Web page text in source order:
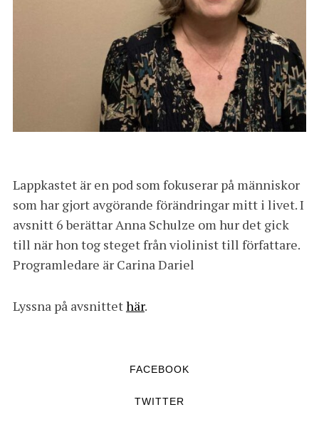
Lappkastet är en pod som fokuserar på människor
som har gjort avgörande förändringar mitt i livet. I
avsnitt 6 berättar Anna Schulze om hur det gick
till när hon tog steget från violinist till författare.
Programledare är Carina Dariel
Lyssna på avsnittethär.
FACEBOOK
TWITTER